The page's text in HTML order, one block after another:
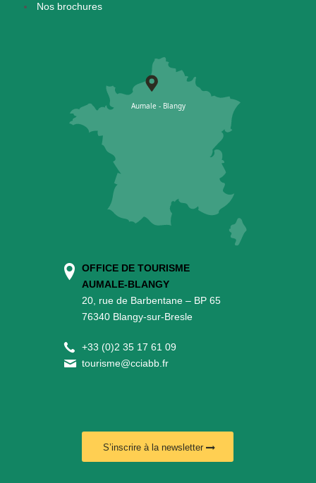
Nos brochures
OFFICE DE TOURISME
AUMALE-BLANGY
20, rue de Barbentane – BP 65
76340 Blangy-sur-Bresle
+33 (0)2 35 17 61 09
tourisme@cciabb.fr
S’inscrire à la newsletter